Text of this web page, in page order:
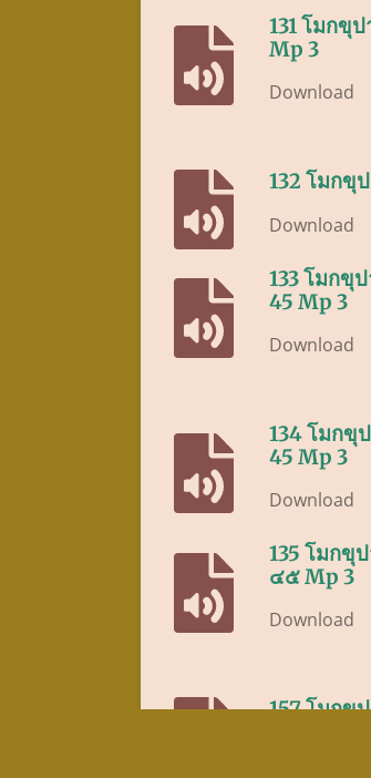
131 โมกขุ
Mp 3
Download
132 โมกขุ
Download
133 โมกขุ
45 Mp 3
Download
134 โมกขุ
45 Mp 3
Download
135 โมกขุ
๔๕ Mp 3
Download
157 โมกขุ